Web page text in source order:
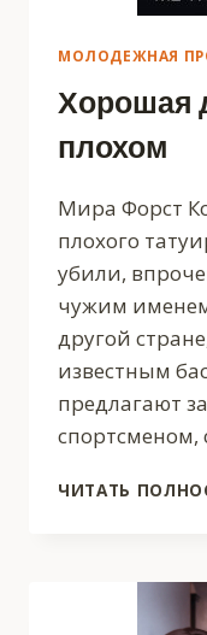
МОЛОДЕЖНАЯ
Хорошая
плохом
Мира Форст
плохого
убили,
чужим
другой
известным
предлагают
ЧИТАТЬ